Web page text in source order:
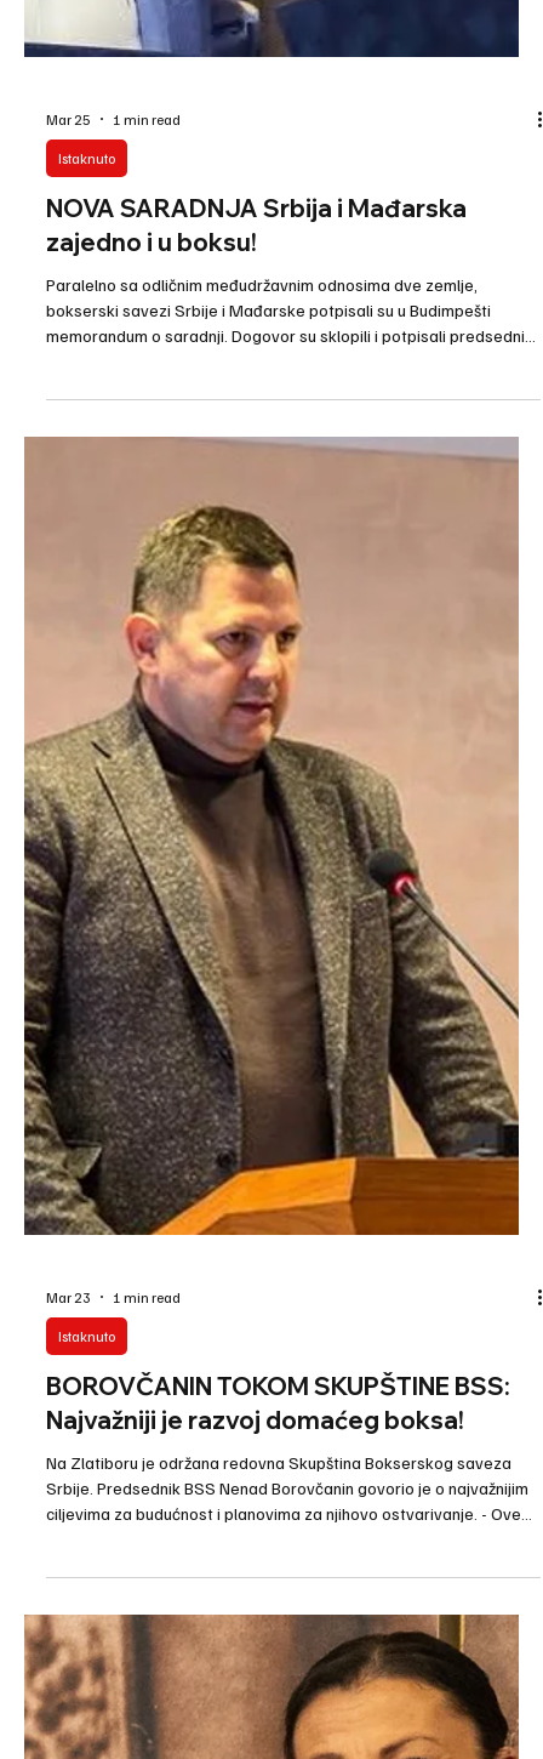
Apr 3 2 min read
Istaknuto
JELENA ZEKIĆ PRED FINALE: Napadam
zlato za Srbiju!
Jelena Zekić je u velikom usponu! Reprezentativka Srbije (do 57
kg) u Istanbulu pokazuju kvalitet i boksersku zrelost, pa ni ne čudi
već sada veliki njen uspeh i plasman u finale na prestižnom
međunarodnom turniru "Ahmet Komert". Devojka koja je pre samo
nekoliko dana u Budvi na Montenegro kupu stigla do zlata, u
nedelju će imati priliku da osvoji još jedno najsjajnije odličje, ovog
puta u meču sa Irkinjom Niam Fej. U polufinalu je zasluženo slavila
na poene protiv Turkinje G